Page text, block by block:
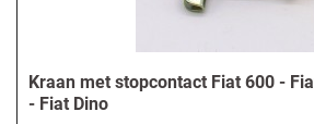
Kraan met stopcontact Fiat 600 -
- Fiat Dino